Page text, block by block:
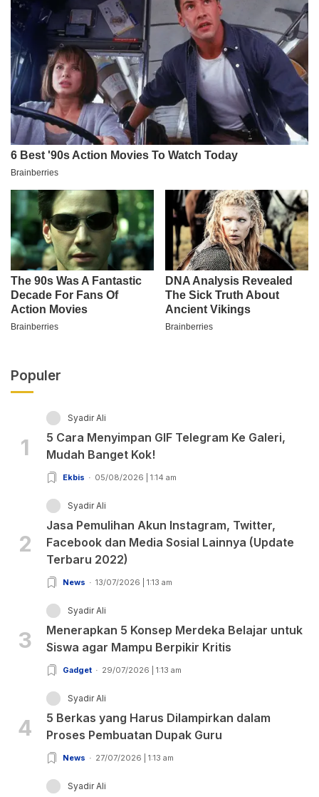
Populer
1
Syadir Ali
5 Cara Menyimpan GIF Telegram Ke Galeri,
Mudah Banget Kok!
Ekbis 05/08/2026 | 1:14 am
2
Syadir Ali
Jasa Pemulihan Akun Instagram, Twitter,
Facebook dan Media Sosial Lainnya (Update
Terbaru 2022)
News 13/07/2026 | 1:13 am
3
Syadir Ali
Menerapkan 5 Konsep Merdeka Belajar untuk
Siswa agar Mampu Berpikir Kritis
Gadget 29/07/2026 | 1:13 am
4
Syadir Ali
5 Berkas yang Harus Dilampirkan dalam
Proses Pembuatan Dupak Guru
News 27/07/2026 | 1:13 am
Syadir Ali